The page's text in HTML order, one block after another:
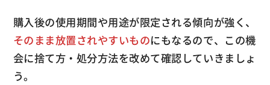
購入後の使用期間や用途が限定される傾向が強く、
そのまま放置されやすいものにもなるので、この機
会に捨て方・処分方法を改めて確認していきましょ
う。